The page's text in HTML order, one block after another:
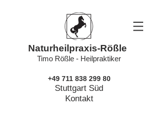
Naturheilpraxis-Rößle
Timo Rößle - Heilpraktiker
+49 711 838 299 80
Stuttgart Süd
Kontakt